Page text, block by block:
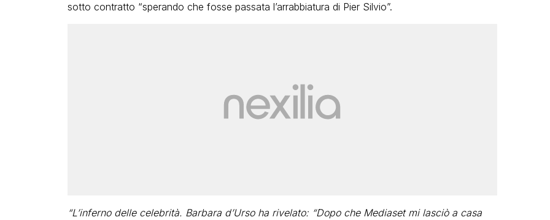
sotto contratto “sperando che fosse passata l’arrabbiatura di Pier Silvio”.
“L’inferno delle celebrità. Barbara d’Urso ha rivelato: “Dopo che Mediaset mi lasciò a casa